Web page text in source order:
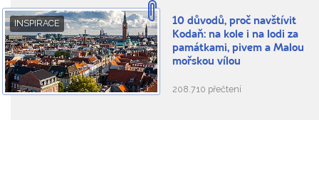
INSPIRACE
10 důvodů, proč navštívit
Kodaň: na kole i na lodi za
památkami, pivem a Malou
mořskou vílou
208.710 přečtení